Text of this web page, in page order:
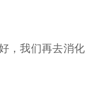
，我们再去消化